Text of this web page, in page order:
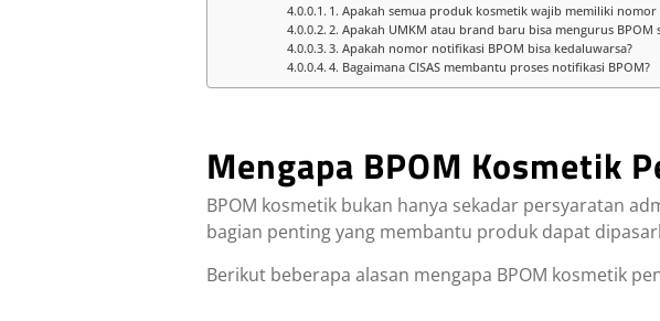
1. Apakah semua produk kosmetik wajib memiliki nomor
2. Apakah UMKM atau brand baru bisa mengurus BPOM
3. Apakah nomor notifikasi BPOM bisa kedaluwarsa?
4. Bagaimana CISAS membantu proses notifikasi BPOM?
Mengapa BPOM Kosmetik
BPOM kosmetik bukan hanya sekadar persyaratan
bagian penting yang membantu produk dapat
Berikut beberapa alasan mengapa BPOM kosmetik